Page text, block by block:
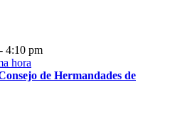
4:10 pm
de Hermandades de